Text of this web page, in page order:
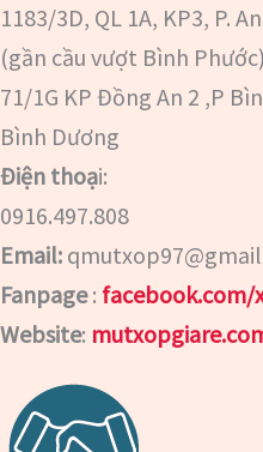
1183/3D, QL 1A, KP3, P.
(gần cầu vượt Bình Phước)
71/1G KP Đồng An 2 ,P
Bình Dương
Điện thoại:
0916.497.808
Email:
Fanpage: facebook.com/
Website: